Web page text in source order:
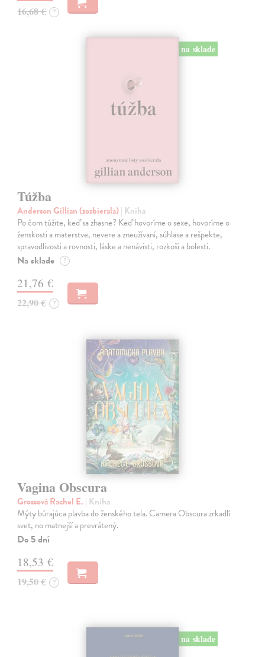
16,68 € ?
na sklade
Túžba
Anderson Gillian (zozbierala)| Kniha
Po čom túžite, keď sa zhasne? Keď hovoríme o sexe, hovoríme o
ženskosti a materstve, nevere a zneužívaní, súhlase a rešpekte,
spravodlivosti a rovnosti, láske a nenávisti, rozkoši a bolesti.
Na sklade ?
21,76 €
22,90 € ?
Vagina Obscura
Grossová Rachel E. | Kniha
Mýty búrajúca plavba do ženského tela. Camera Obscura zrkadlí
svet, no matnejší a prevrátený.
Do 5 dní
18,53 €
19,50 € ?
na sklade